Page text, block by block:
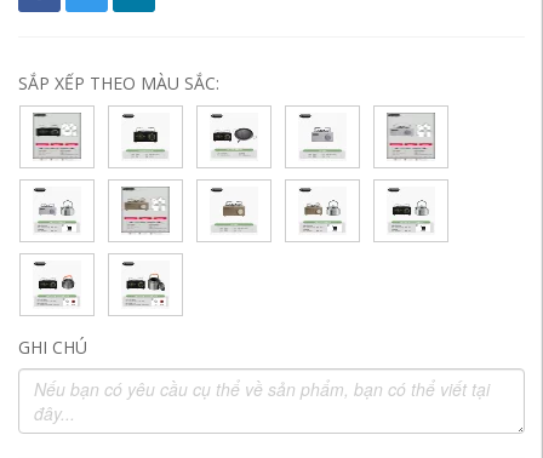
SẮP XẾP THEO MÀU SẮC:
GHI CHÚ